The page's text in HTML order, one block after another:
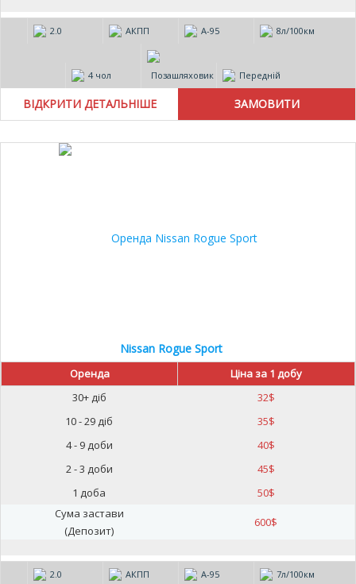
2.0 АКПП А-95 8л/100км
4 чол Позашляховик Передній
ВІДКРИТИ ДЕТАЛЬНІШЕ
Nissan Rogue Sport
Оренда
Ціна за 1 добу
30+ діб
32$
10 - 29 діб
35$
4 - 9 доби
40$
2 - 3 доби
45$
1 доба
50$
Сума застави
(Депозит)
600$
2.0 АКПП А-95 7л/100км